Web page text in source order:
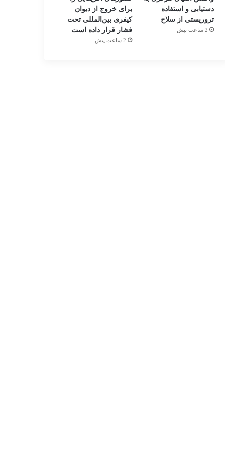
دستیابی و استفاده
تروریستی از سلاح
2 ساعت پیش
برای خروج از دیوان
کیفری بین‌المللی تحت
فشار قرار داده است
2 ساعت پیش